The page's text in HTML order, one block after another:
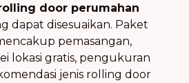
door perumahan
dapat disesuaikan. Paket
pemasangan,
lokasi gratis, pengukuran
jenis rolling door